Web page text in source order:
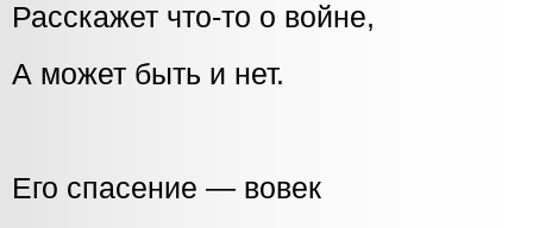
Расскажет что-то о войне,
А может быть и нет.
Его спасение — вовек